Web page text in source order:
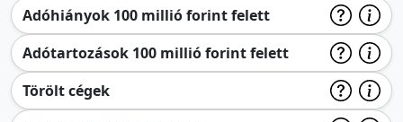
Adóhiányok 100 millió forint felett
Adótartozások 100 millió forint felett
Törölt cégek